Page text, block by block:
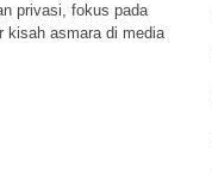
privasi, fokus pada
kisah asmara di media